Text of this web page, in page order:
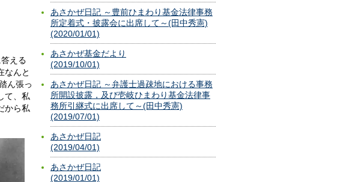
える
なんと
ん張っ
て、私
から私
あさかぜ日記 ～豊前ひまわり基金法律事務
所定着式・披露会に出席して～(田中秀憲)
(2020/01/01)
あさかぜ基金だより
(2019/10/01)
あさかぜ日記 ～弁護士過疎地における事務
所開設披露，及び壱岐ひまわり基金法律事
務所引継式に出席して～(田中秀憲)
(2019/07/01)
あさかぜ日記
(2019/04/01)
あさかぜ日記
(2019/01/01)